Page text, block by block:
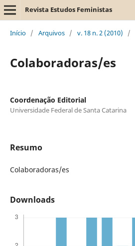
Revista Estudos Feministas
Início / Arquivos / v. 18 n. 2 (2010) /
Colaboradoras/es
Coordenação Editorial
Universidade Federal de Santa Catarina
Resumo
Colaboradoras/es
Downloads